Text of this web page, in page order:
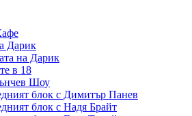
Дарик
на Дарик
в 18
Шоу
блок с Димитър Панев
блок с Надя Брайт